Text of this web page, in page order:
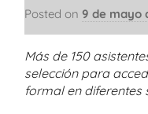
Posted on 9 de mayo
Más de 150
selección para
formal en diferentes